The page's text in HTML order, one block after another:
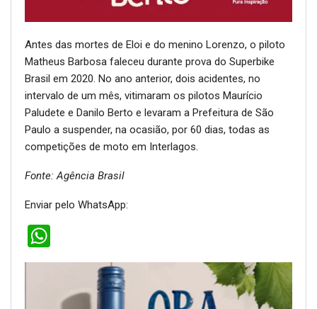
Antes das mortes de Eloi e do menino Lorenzo, o piloto
Matheus Barbosa faleceu durante prova do Superbike
Brasil em 2020. No ano anterior, dois acidentes, no
intervalo de um mês, vitimaram os pilotos Maurício
Paludete e Danilo Berto e levaram a Prefeitura de São
Paulo a suspender, na ocasião, por 60 dias, todas as
competições de moto em Interlagos.
Fonte: Agência Brasil
Enviar pelo WhatsApp: